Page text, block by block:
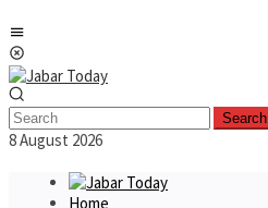
to
content
Search
8 August 2026
Home